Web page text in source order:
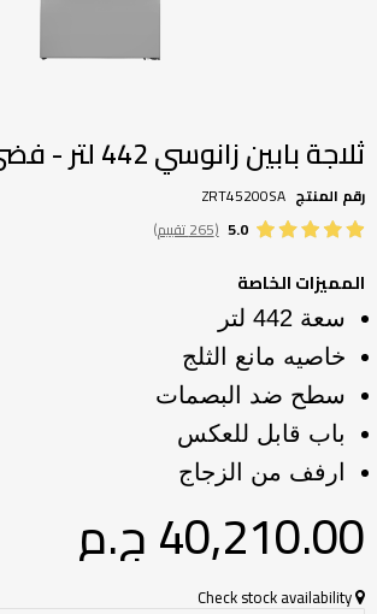
بداية
معرض
الصور
ثلاجة بابين زانوسي 442 لتر - فضي
رقم المنتج ZRT45200SA
5.0 (265 تقييم)
المميزات الخاصة
سعة 442 لتر
خاصيه مانع الثلج
سطح ضد البصمات
باب قابل للعكس
ارفف من الزجاج
40,210.00 ج.م‏
Check stock availability